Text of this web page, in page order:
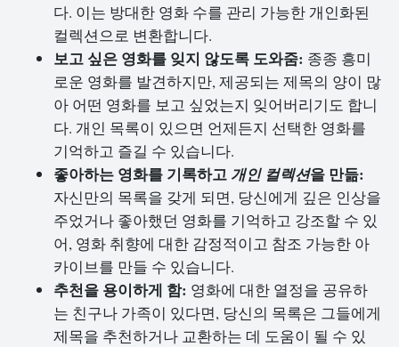
다. 이는 방대한 영화 수를 관리 가능한 개인화된
컬렉션으로 변환합니다.
보고 싶은 영화를 잊지 않도록 도와줌: 종종 흥미
로운 영화를 발견하지만, 제공되는 제목의 양이 많
아 어떤 영화를 보고 싶었는지 잊어버리기도 합니
다. 개인 목록이 있으면 언제든지 선택한 영화를
기억하고 즐길 수 있습니다.
좋아하는 영화를 기록하고 개인 컬렉션을 만듦:
자신만의 목록을 갖게 되면, 당신에게 깊은 인상을
주었거나 좋아했던 영화를 기억하고 강조할 수 있
어, 영화 취향에 대한 감정적이고 참조 가능한 아
카이브를 만들 수 있습니다.
추천을 용이하게 함: 영화에 대한 열정을 공유하
는 친구나 가족이 있다면, 당신의 목록은 그들에게
제목을 추천하거나 교환하는 데 도움이 될 수 있